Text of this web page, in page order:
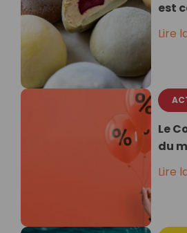
est
Lire
Le
du
Lire